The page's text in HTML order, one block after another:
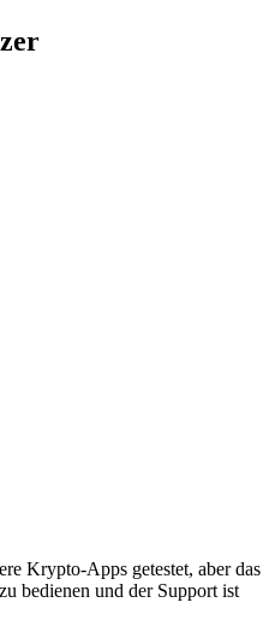
Krypto-Apps getestet, aber das
bedienen und der Support ist